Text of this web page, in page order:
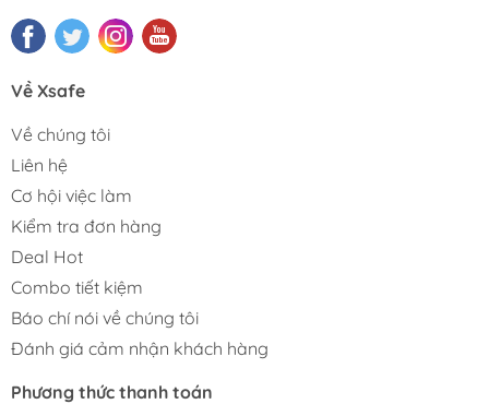
Về Xsafe
Về chúng tôi
Liên hệ
Cơ hội việc làm
Kiểm tra đơn hàng
Deal Hot
Combo tiết kiệm
Báo chí nói về chúng tôi
Đánh giá cảm nhận khách hàng
Phương thức thanh toán